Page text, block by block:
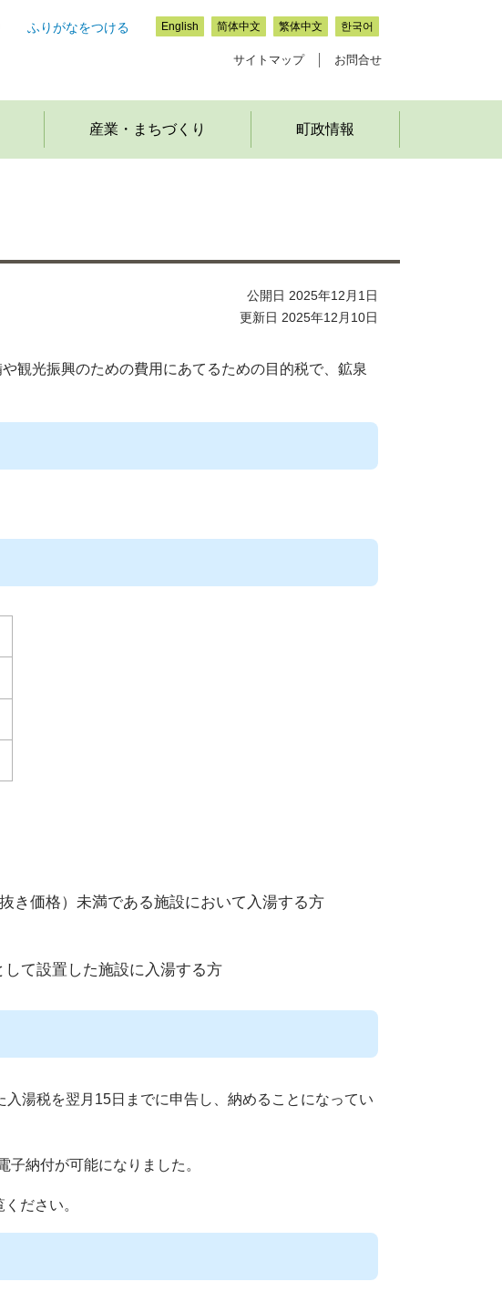
ふりがなをつける English 简体中文 繁体中文 한국어
サイトマップ お問合せ
産業・まちづくり 町政情報
公開日 2025年12月1日
更新日 2025年12月10日
観光振興のための費用にあてるための目的税で、鉱泉
き価格）未満である施設において入湯する方
て設置した施設に入湯する方
湯税を翌月15日までに申告し、納めることになってい
納付が可能になりました。
ください。